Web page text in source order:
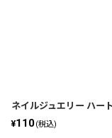
ネイルジュエリー ハー
¥110(税込)